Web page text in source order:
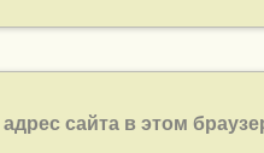
сайта в этом